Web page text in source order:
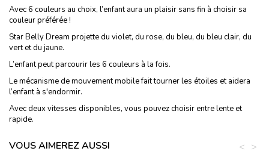
Avec 6 couleurs au choix, l’enfant aura un plaisir sans fin à choisir sa
couleur préférée !
Star Belly Dream projette du violet, du rose, du bleu, du bleu clair, du
vert et du jaune.
L’enfant peut parcourir les 6 couleurs à la fois.
Le mécanisme de mouvement mobile fait tourner les étoiles et aidera
l’enfant à s'endormir.
Avec deux vitesses disponibles, vous pouvez choisir entre lente et
rapide.
VOUS AIMEREZ AUSSI >
<